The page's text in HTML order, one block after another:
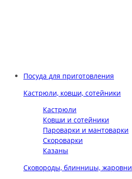
Посуда для приготовления
Кастрюли, ковши, сотейники
Кастрюли
Ковши и сотейники
Пароварки и мантоварки
Скороварки
Казаны
Сковороды, блинницы, жаровни